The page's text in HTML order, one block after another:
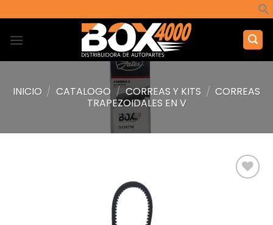
al
contenido
INICIO / CATALOGO / CORREAS Y KITS / CORREAS
TRAPEZOIDALES EN V